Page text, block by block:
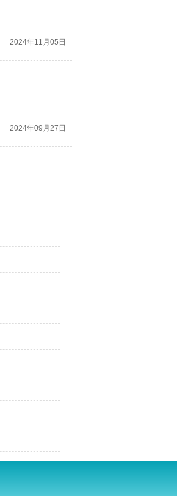
2024年11月05日
2024年09月27日